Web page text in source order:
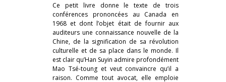
Ce petit livre donne le texte de trois
conférences prononcées au Canada en
1968 et dont l’objet était de fournir aux
auditeurs une connaissance nouvelle de la
Chine, de la signification de sa révolution
culturelle et de sa place dans le monde. Il
est clair qu’Han Suyin admire profondément
Mao Tsé-toung et veut convaincre qu’il a
raison. Comme tout avocat, elle emploie